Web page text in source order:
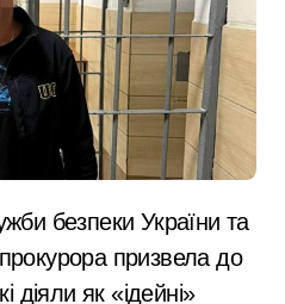
призвела до
діяли як «ідейні»